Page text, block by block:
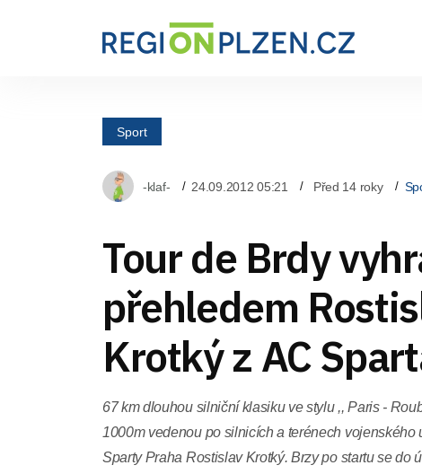
Sport
-klaf- 24.09.2012 05:21 Před 14 roky
Tour de Brdy
přehledem
Krotký z AC
67 km dlouhou silniční klasiku ve stylu ,, Paris -
1000m vedenou po silnicích a terénech vojenského
Sparty Praha Rostislav Krotký. Brzy po startu se do